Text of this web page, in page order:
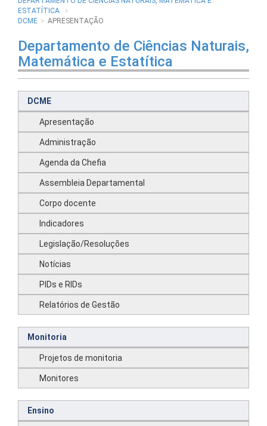
ESTATÍTICA
DCME
APRESENTAÇÃO
Departamento de Ciências Naturais,
Matemática e Estatítica
DCME
Apresentação
Administração
Agenda da Chefia
Assembleia Departamental
Corpo docente
Indicadores
Legislação/Resoluções
Notícias
PIDs e RIDs
Relatórios de Gestão
Monitoria
Projetos de monitoria
Monitores
Ensino